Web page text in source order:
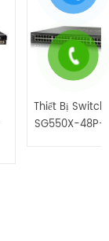
Thiết Bị
SG550X-48P-